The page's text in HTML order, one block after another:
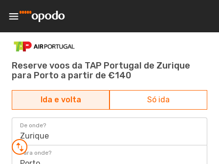
Reserve voos da TAP Portugal de Zurique
para Porto a partir de €140
Ida e volta Só ida
De onde?
Zurique
Para onde?